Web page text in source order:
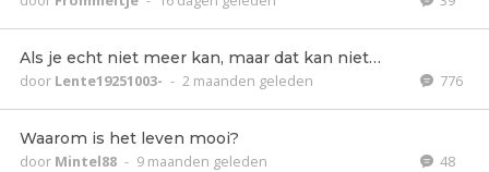
Als je echt niet meer kan, maar dat kan niet…
door Lente19251003- - 2 maanden geleden 776
Waarom is het leven mooi?
door Mintel88 - 9 maanden geleden 48